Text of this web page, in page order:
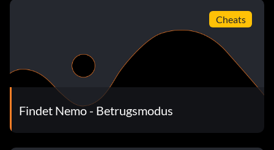
Cheats
Findet Nemo - Betrugsmodus